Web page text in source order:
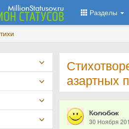
Разделы
азартных
К̷о̷л̷о̷б̷о̷к
30 Ноября